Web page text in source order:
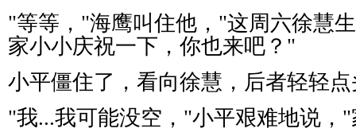
"等等， "海鹰叫住他， "这周六徐慧
家小小庆祝一下，你也来吧？ "
小平僵住了，看向徐慧，后者轻轻
"我...我可能没空， "小平艰难地说， "